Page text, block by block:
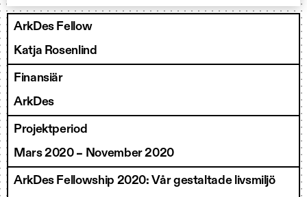
ArkDes Fellow
Katja Rosenlind
Finansiär
ArkDes
Projektperiod
Mars 2020 – November 2020
ArkDes Fellowship 2020: Vår gestaltade livsmiljö